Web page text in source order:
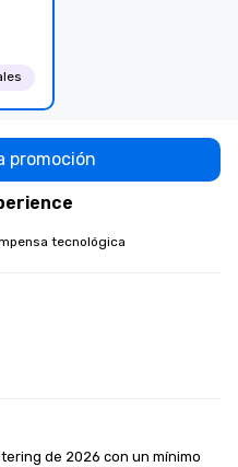
promoción
tecnológica
de 2026 con un mínimo